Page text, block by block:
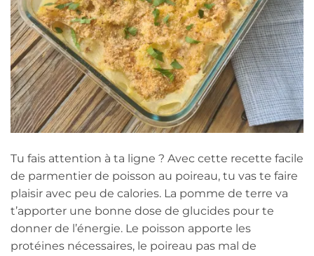
Tu fais attention à ta ligne ? Avec cette recette facile
de parmentier de poisson au poireau, tu vas te faire
plaisir avec peu de calories. La pomme de terre va
t’apporter une bonne dose de glucides pour te
donner de l’énergie. Le poisson apporte les
protéines nécessaires, le poireau pas mal de